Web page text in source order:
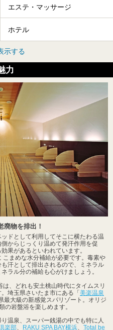
エステ・マッサージ
ホテル
示する
力
廃物を排出！
ドとして利用してそこに横たわる温
からじっくり温めて発汗作用を促
果があるといわれています。
まめな水分補給が必要です。毒素や
汗として排出されるので、ミネラル
ラル分の補給も心がけましょう。
は、どれも安土桃山時代にタイムスリ
埼玉県さいたま市にある「 美楽温泉
最大級の新感覚スパリゾート。オリジ
の岩盤浴を楽しめます。
温泉、スーパー銭湯の中でも特に人
楽部、 RAKU SPA BAY横浜、 Total be